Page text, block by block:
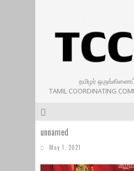
தமிழர்
TAMIL COORDINATING
unnamed
May 1, 2021